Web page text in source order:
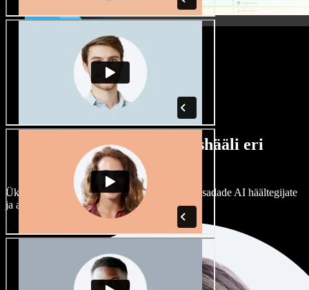
Lai valik mees- ja naishääli eri
aktsentidega
Ükski projekt ei pea kõlama ühtemoodi. Vali sadade AI häältegijate
ja aktsentide hulgast ning kohanda neid.